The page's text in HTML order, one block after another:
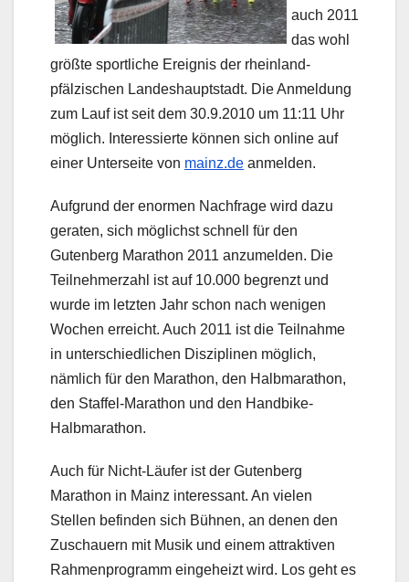
auch 2011
das wohl
größte sportliche Ereignis der rheinland-
pfälzischen Landeshauptstadt. Die Anmeldung
zum Lauf ist seit dem 30.9.2010 um 11:11 Uhr
möglich. Interessierte können sich online auf
einer Unterseite von mainz.de anmelden.
Aufgrund der enormen Nachfrage wird dazu
geraten, sich möglichst schnell für den
Gutenberg Marathon 2011 anzumelden. Die
Teilnehmerzahl ist auf 10.000 begrenzt und
wurde im letzten Jahr schon nach wenigen
Wochen erreicht. Auch 2011 ist die Teilnahme
in unterschiedlichen Disziplinen möglich,
nämlich für den Marathon, den Halbmarathon,
den Staffel-Marathon und den Handbike-
Halbmarathon.
Auch für Nicht-Läufer ist der Gutenberg
Marathon in Mainz interessant. An vielen
Stellen befinden sich Bühnen, an denen den
Zuschauern mit Musik und einem attraktiven
Rahmenprogramm eingeheizt wird. Los geht es